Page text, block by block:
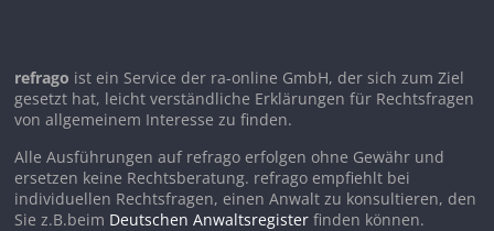
refrago ist ein Service der ra-online GmbH, der sich zum Ziel
gesetzt hat, leicht verständliche Erklärungen für Rechtsfragen
von allgemeinem Interesse zu finden.
Alle Ausführungen auf refrago erfolgen ohne Gewähr und
ersetzen keine Rechtsberatung. refrago empfiehlt bei
individuellen Rechtsfragen, einen Anwalt zu konsultieren, den
Sie z.B.beim Deutschen Anwaltsregister finden können.